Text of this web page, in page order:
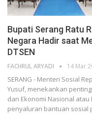
Bupati Serang Ratu
Negara Hadir saat
DTSEN
FACHRUL ARYADI 14 Mar
SERANG - Menteri Sosial
Yusuf, menekankan
dan Ekonomi Nasional atau
penyaluran bantuan